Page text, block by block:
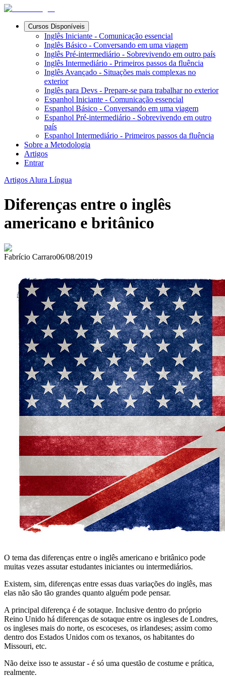
Cursos Disponíveis
Inglês Iniciante - Comunicação essencial
Inglês Básico - Conversando em uma viagem
Inglês Pré-intermediário - Sobrevivendo em outro país
Inglês Intermediário - Primeiros passos da fluência
Inglês Avançado - Situações mais complexas no
exterior
Inglês para Devs - Prepare-se para trabalhar no exterior
Espanhol Iniciante - Comunicação essencial
Espanhol Básico - Conversando em uma viagem
Espanhol Pré-intermediário - Sobrevivendo em outro
país
Espanhol Intermediário - Primeiros passos da fluência
Sobre a Metodologia
Artigos
Entrar
Artigos Alura Língua
Diferenças entre o inglês
americano e britânico
Fabrício Carraro06/08/2019
O tema das diferenças entre o inglês americano e britânico pode
muitas vezes assutar estudantes iniciantes ou intermediários.
Existem, sim, diferenças entre essas duas variações do inglês, mas
elas não são tão grandes quanto alguém pode pensar.
A principal diferença é de sotaque. Inclusive dentro do próprio
Reino Unido há diferenças de sotaque entre os ingleses de Londres,
os ingleses mais do norte, os escoceses, os irlandeses; assim como
dentro dos Estados Unidos com os texanos, os habitantes do
Missouri, etc.
Não deixe isso te assustar - é só uma questão de costume e prática,
realmente.